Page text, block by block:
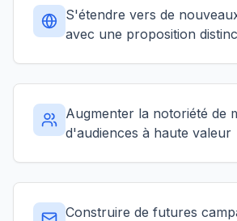
S'étendre vers de
avec une proposition
Augmenter la notoriété de
d'audiences à haute valeur
Construire de futures